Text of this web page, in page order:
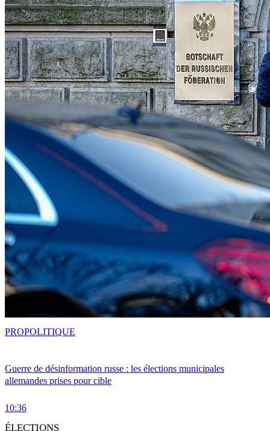
Guerre de désinformation russe : les élections municipales
allemandes prises pour cible
10:36
PROPOLITIQUE
ÉLECTIONS